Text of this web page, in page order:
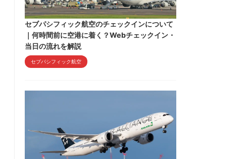
セブパシフィック航空のチェックインについて
｜何時間前に空港に着く？Webチェックイン・
当日の流れを解説
セブパシフィック航空